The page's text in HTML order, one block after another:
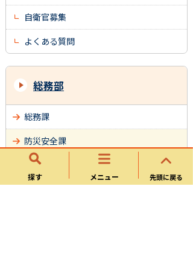
探す メニュー 先頭に戻る
自衛官募集
よくある質問
総務部
総務課
防災安全課
管財検査課